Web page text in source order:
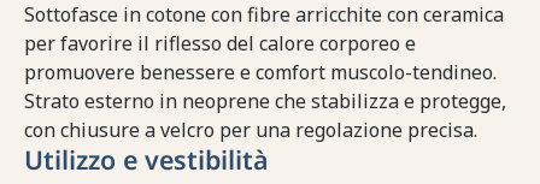
Sottofasce in cotone con fibre arricchite con ceramica
per favorire il riflesso del calore corporeo e
promuovere benessere e comfort muscolo-tendineo.
Strato esterno in neoprene che stabilizza e protegge,
con chiusure a velcro per una regolazione precisa.
Utilizzo e vestibilità